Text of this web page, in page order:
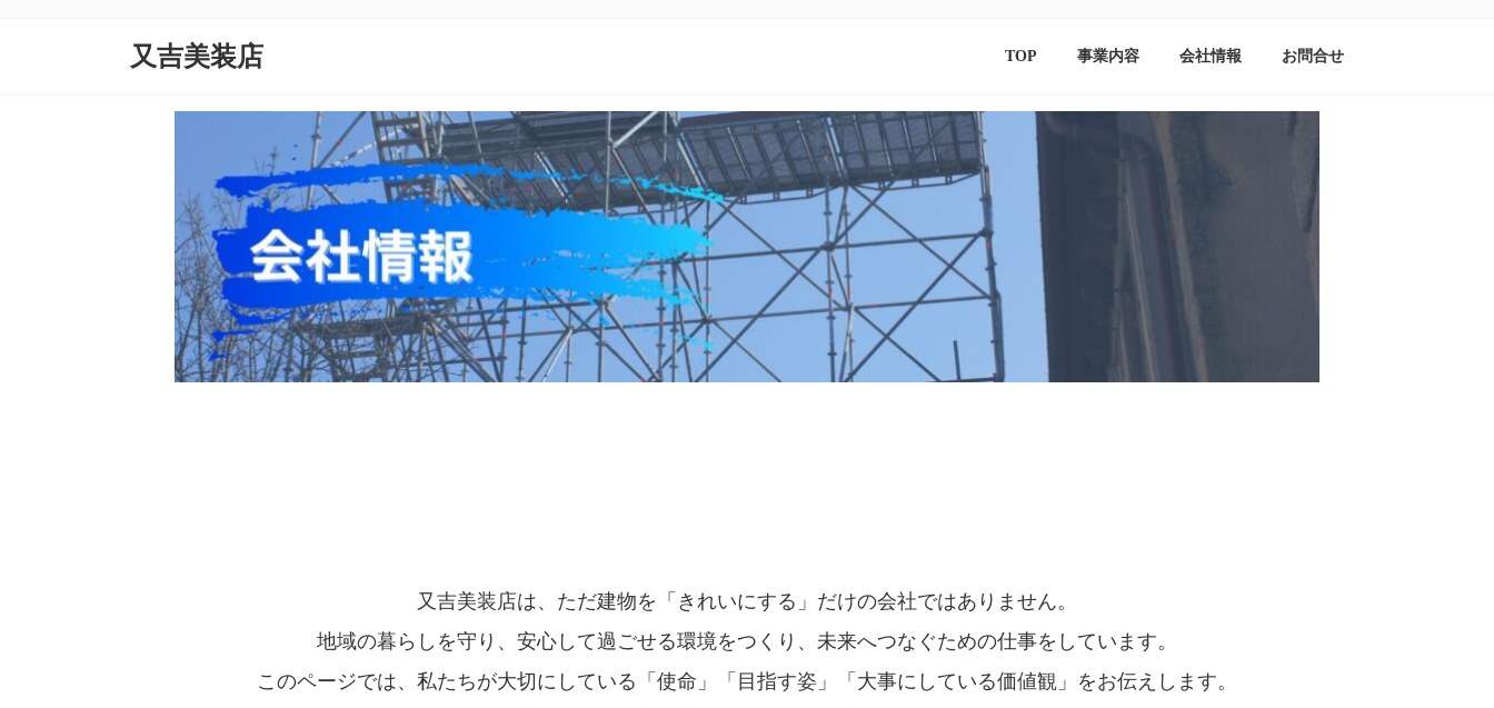
又吉美装店 TOP 事業内容 会社情報 お問合せ
又吉美装店は、ただ建物を「きれいにする」だけの会社ではありません。
地域の暮らしを守り、安心して過ごせる環境をつくり、未来へつなぐための仕事をしています。
このページでは、私たちが大切にしている「使命」「目指す姿」「大事にしている価値観」をお伝えします。